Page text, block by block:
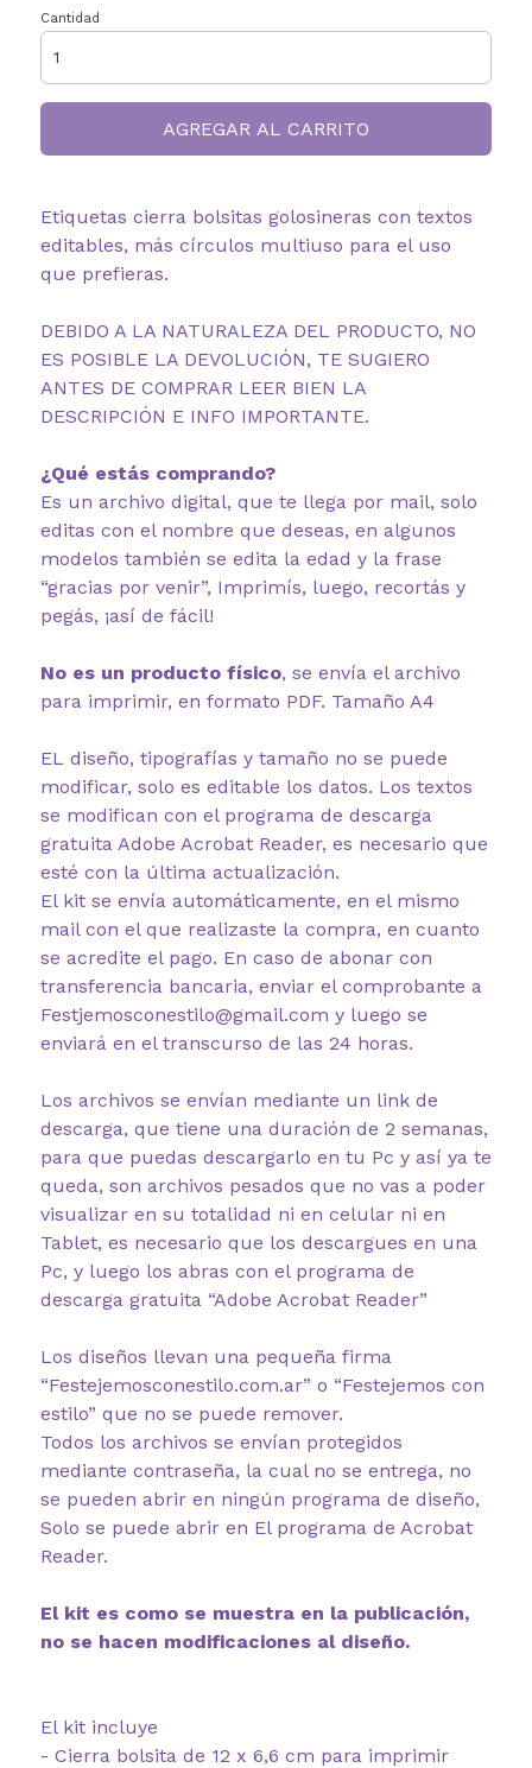
Cantidad
AGREGAR AL CARRITO
Etiquetas cierra bolsitas golosineras con textos
editables, más círculos multiuso para el uso
que prefieras.
DEBIDO A LA NATURALEZA DEL PRODUCTO, NO
ES POSIBLE LA DEVOLUCIÓN, TE SUGIERO
ANTES DE COMPRAR LEER BIEN LA
DESCRIPCIÓN E INFO IMPORTANTE.
¿Qué estás comprando?
Es un archivo digital, que te llega por mail, solo
editas con el nombre que deseas, en algunos
modelos también se edita la edad y la frase
“gracias por venir”, Imprimís, luego, recortás y
pegás, ¡así de fácil!
No es un producto físico, se envía el archivo
para imprimir, en formato PDF. Tamaño A4
EL diseño, tipografías y tamaño no se puede
modificar, solo es editable los datos. Los textos
se modifican con el programa de descarga
gratuita Adobe Acrobat Reader, es necesario que
esté con la última actualización.
El kit se envía automáticamente, en el mismo
mail con el que realizaste la compra, en cuanto
se acredite el pago. En caso de abonar con
transferencia bancaria, enviar el comprobante a
Festjemosconestilo@gmail.com y luego se
enviará en el transcurso de las 24 horas.
Los archivos se envían mediante un link de
descarga, que tiene una duración de 2 semanas,
para que puedas descargarlo en tu Pc y así ya te
queda, son archivos pesados que no vas a poder
visualizar en su totalidad ni en celular ni en
Tablet, es necesario que los descargues en una
Pc, y luego los abras con el programa de
descarga gratuita “Adobe Acrobat Reader”
Los diseños llevan una pequeña firma
“Festejemosconestilo.com.ar” o “Festejemos con
estilo” que no se puede remover.
Todos los archivos se envían protegidos
mediante contraseña, la cual no se entrega, no
se pueden abrir en ningún programa de diseño,
Solo se puede abrir en El programa de Acrobat
Reader.
El kit es como se muestra en la publicación,
no se hacen modificaciones al diseño.
El kit incluye
- Cierra bolsita de 12 x 6,6 cm para imprimir